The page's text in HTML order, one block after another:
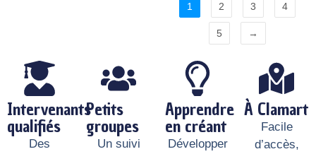
1 2 3 4
5 →
Intervenants
qualifiés
Des
Petits
groupes
Un suivi
Apprendre
en créant
Développer
À Clamart
Facile
d’accès,